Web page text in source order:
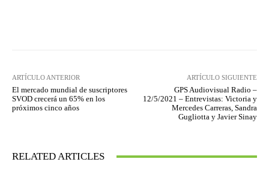
ARTÍCULO ANTERIOR
El mercado mundial de suscriptores
SVOD crecerá un 65% en los
próximos cinco años
ARTÍCULO SIGUIENTE
GPS Audiovisual Radio –
12/5/2021 – Entrevistas: Victoria y
Mercedes Carreras, Sandra
Gugliotta y Javier Sinay
RELATED ARTICLES